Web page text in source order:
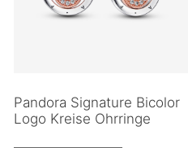
Pandora Signature Bicolor
Logo Kreise Ohrringe